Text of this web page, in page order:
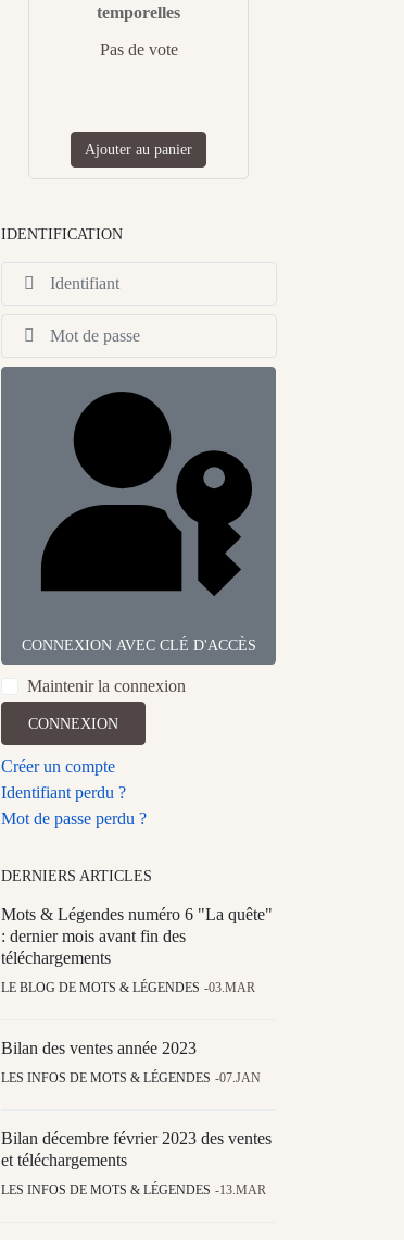
temporelles
Pas de vote
Ajouter au panier
IDENTIFICATION
CONNEXION AVEC CLÉ D'ACCÈS
Maintenir la connexion
CONNEXION
Créer un compte
Identifiant perdu ?
Mot de passe perdu ?
DERNIERS ARTICLES
Mots & Légendes numéro 6 "La quête"
: dernier mois avant fin des
téléchargements
LE BLOG DE MOTS & LÉGENDES 03.MAR
Bilan des ventes année 2023
LES INFOS DE MOTS & LÉGENDES 07.JAN
Bilan décembre février 2023 des ventes
et téléchargements
LES INFOS DE MOTS & LÉGENDES 13.MAR